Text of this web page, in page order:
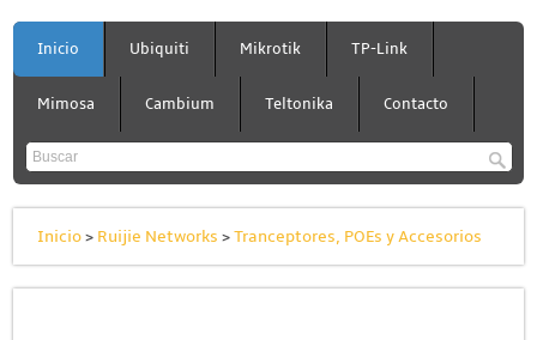
PAGAR AHORA
Inicio Ubiquiti Mikrotik TP-Link
Mimosa Cambium Teltonika Contacto
Inicio> Ruijie Networks >Tranceptores, POEs y Accesorios